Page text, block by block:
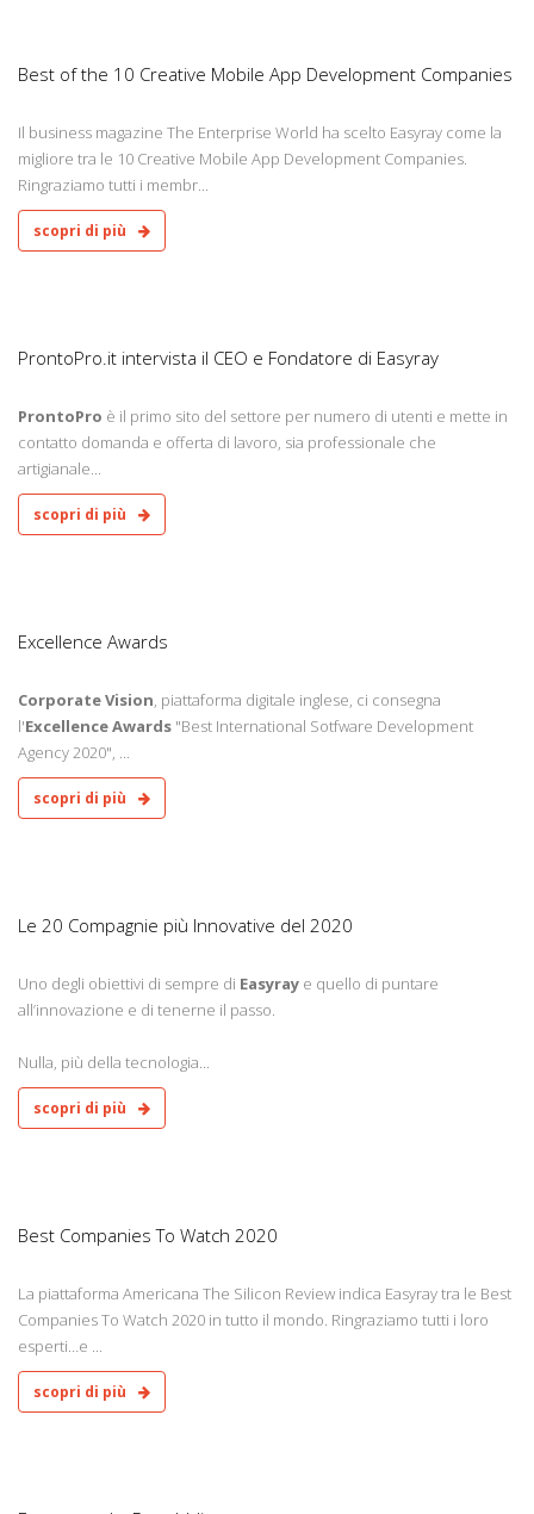
Best of the 10 Creative Mobile App Development Companies
Il business magazine The Enterprise World ha scelto Easyray come la
migliore tra le 10 Creative Mobile App Development Companies.
Ringraziamo tutti i membr...
scopri di più
ProntoPro.it intervista il CEO e Fondatore di Easyray
ProntoPro è il primo sito del settore per numero di utenti e mette in
contatto domanda e offerta di lavoro, sia professionale che
artigianale...
scopri di più
Excellence Awards
Corporate Vision, piattaforma digitale inglese, ci consegna
l'Excellence Awards "Best International Sotfware Development
Agency 2020", ...
scopri di più
Le 20 Compagnie più Innovative del 2020
Uno degli obiettivi di sempre di Easyray e quello di puntare
all’innovazione e di tenerne il passo.
Nulla, più della tecnologia...
scopri di più
Best Companies To Watch 2020
La piattaforma Americana The Silicon Review indica Easyray tra le Best
Companies To Watch 2020 in tutto il mondo. Ringraziamo tutti i loro
esperti…e ...
scopri di più